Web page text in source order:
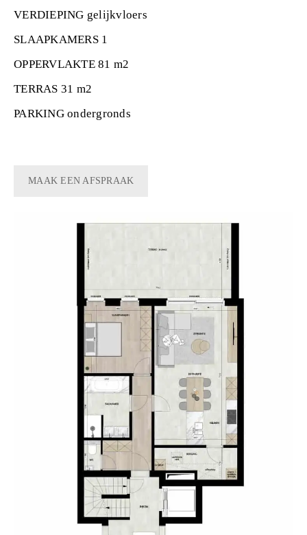
VERDIEPING gelijkvloers
SLAAPKAMERS 1
OPPERVLAKTE 81 m2
TERRAS 31 m2
PARKING ondergronds
MAAK EEN AFSPRAAK